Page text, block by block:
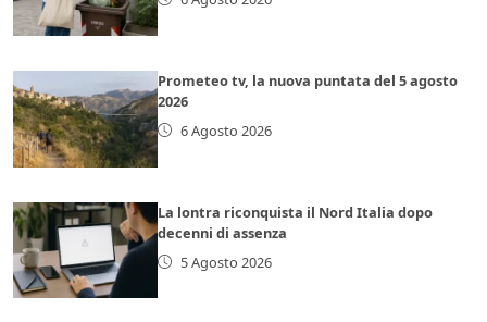
Prometeo tv, la nuova puntata del 5 agosto
2026
6 Agosto 2026
La lontra riconquista il Nord Italia dopo
decenni di assenza
5 Agosto 2026